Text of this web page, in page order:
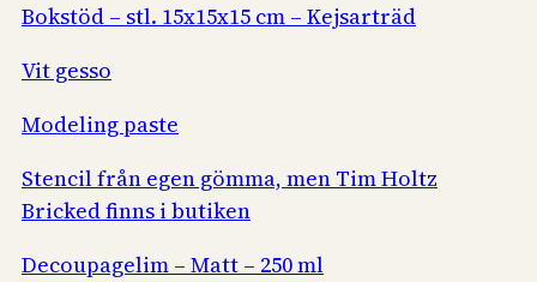
Bokstöd – stl. 15x15x15 cm – Kejsarträd
Vit gesso
Modeling paste
Stencil från egen gömma, men Tim Holtz
Bricked finns i butiken
Decoupagelim – Matt – 250 ml